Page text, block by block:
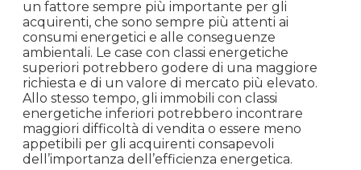
Si è ipotizzato che a partire dal 2030, alcune case
potrebbero diventare non vendibili se non
raggiungono determinati standard di efficienza
energetica. Tuttavia, questa previsione è ancora
oggetto di discussioni e non ci sono norme
ufficiali che ne confermino l’attuazione,
malgrado la nuova direttiva sull’efficienza
energetica sia in discussione. La possibilità che
alcune case diventino non vendibili in base alla
loro classe energetica è ancora, quindi, un
argomento aperto e di dibattito nel settore